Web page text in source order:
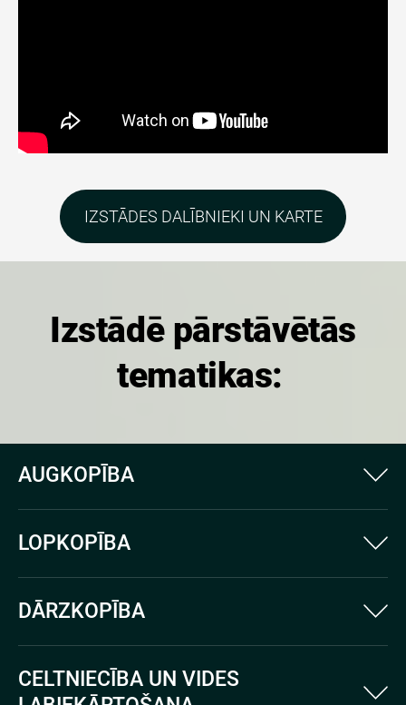
​IZSTĀDES DALĪBNIEKI UN KARTE​
Izstādē pārstāvētās
tematikas:
AUGKOPĪBA
LOPKOPĪBA
DĀRZKOPĪBA
CELTNIECĪBA UN VIDES